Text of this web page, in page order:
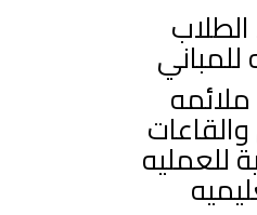
الطلاب
للمباني
للعمليه